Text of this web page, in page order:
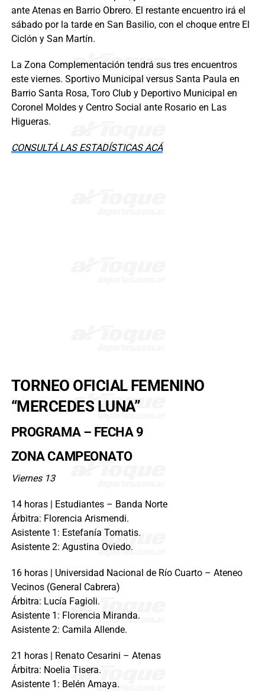
ante Atenas en Barrio Obrero. El restante encuentro irá el
sábado por la tarde en San Basilio, con el choque entre El
Ciclón y San Martín.
La Zona Complementación tendrá sus tres encuentros
este viernes. Sportivo Municipal versus Santa Paula en
Barrio Santa Rosa, Toro Club y Deportivo Municipal en
Coronel Moldes y Centro Social ante Rosario en Las
Higueras.
CONSULTÁ LAS ESTADÍSTICAS ACÁ
TORNEO OFICIAL FEMENINO
“MERCEDES LUNA”
PROGRAMA – FECHA 9
ZONA CAMPEONATO
Viernes 13
14 horas | Estudiantes – Banda Norte
Árbitra: Florencia Arismendi.
Asistente 1: Estefanía Tomatis.
Asistente 2: Agustina Oviedo.
16 horas | Universidad Nacional de Río Cuarto – Ateneo
Vecinos (General Cabrera)
Árbitra: Lucía Fagioli.
Asistente 1: Florencia Miranda.
Asistente 2: Camila Allende.
21 horas | Renato Cesarini – Atenas
Árbitra: Noelia Tisera.
Asistente 1: Belén Amaya.